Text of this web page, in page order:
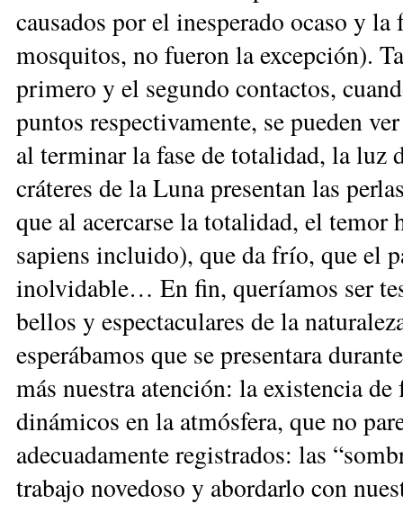
causados por el inesperado ocaso y
mosquitos, no fueron la excepción).
primero y el segundo contactos,
puntos respectivamente, se pueden
al terminar la fase de totalidad, la luz
cráteres de la Luna presentan las
que al acercarse la totalidad, el temor
sapiens incluido), que da frío, que el
inolvidable… En fin, queríamos ser
bellos y espectaculares de la
esperábamos que se presentara
más nuestra atención: la existencia
dinámicos en la atmósfera, que no
adecuadamente registrados: las
trabajo novedoso y abordarlo con